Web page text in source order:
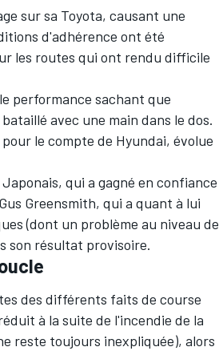
sur sa Toyota, causant une
d'adhérence ont été
les routes qui ont rendu difficile
performance sachant que
avec une main dans le dos.
le compte de Hyundai, évolue
qui a gagné en confiance
Gus Greensmith, qui a quant à lui
(dont un problème au niveau de
son résultat provisoire.
des différents faits de course
à la suite de l'incendie de la
reste toujours inexpliquée), alors